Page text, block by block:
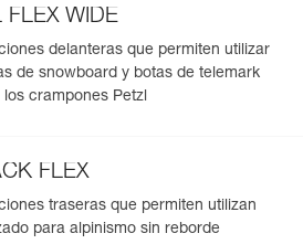
de calzados con o sin reborde
flexibles, botas de telemark, botas
FLEX WIDE
delanteras que permiten utilizar
de snowboard y botas de telemark
los crampones Petzl
FLEX
traseras que permiten utilizan
para alpinismo sin reborde